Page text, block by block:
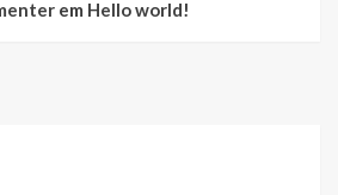
em Hello world!